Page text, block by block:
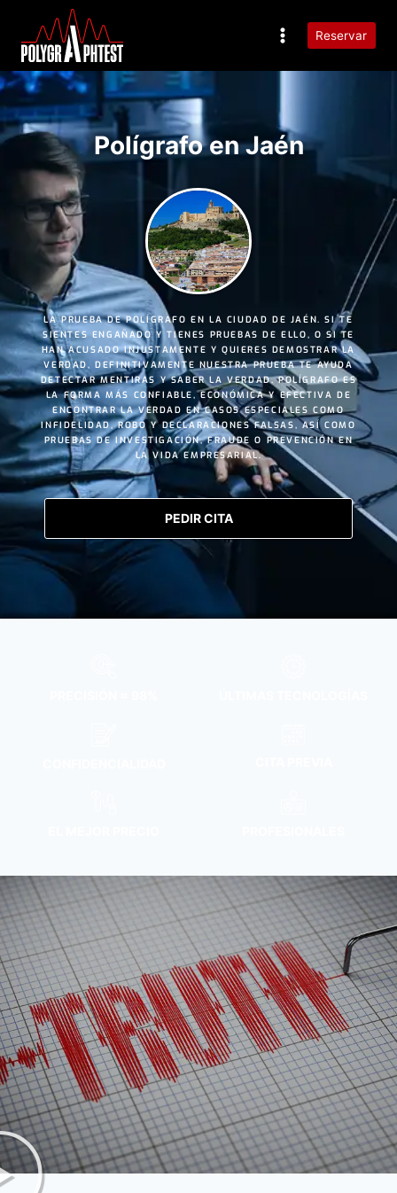
Reservar
Polígrafo en Jaén
LA PRUEBA DE POLÍGRAFO EN LA CIUDAD DE JAÉN. SI TE
SIENTES ENGAÑADO Y TIENES PRUEBAS DE ELLO, O SI TE
HAN ACUSADO INJUSTAMENTE Y QUIERES DEMOSTRAR LA
VERDAD, DEFINITIVAMENTE NUESTRA PRUEBA TE AYUDA
DETECTAR MENTIRAS Y SABER LA VERDAD. POLÍGRAFO ES
LA FORMA MÁS CONFIABLE,ECONÓMICAYEFECTIVA DE
ENCONTRAR LA VERDAD EN CASOS ESPECIALES COMO
INFIDELIDAD,ROBO YDECLARACIONES FALSAS, ASÍ COMO
PRUEBAS DE INVESTIGACIÓN, FRAUDE O PREVENCIÓN EN
LA VIDA EMPRESARIAL.
PEDIR CITA